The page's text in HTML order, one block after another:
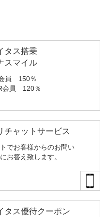
タス搭乗
スマイル
員 150％
会員 120％
チャットサービス
でお客様からのお問い
お答え致します。
タス優待クーポン